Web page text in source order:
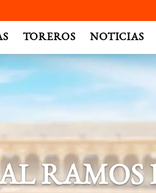
TOREROS NOTICIAS
RAMOS